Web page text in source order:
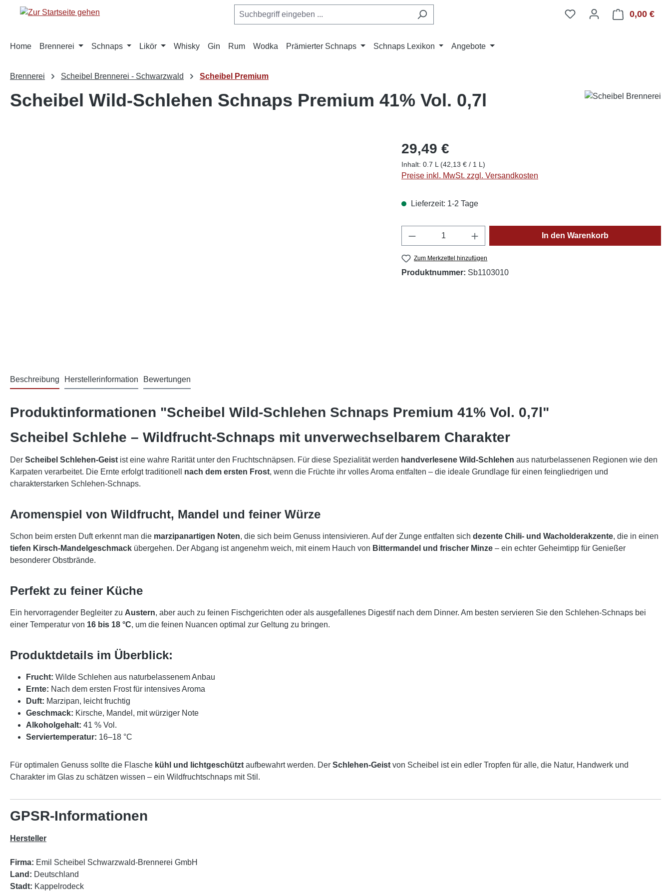
Zur Hauptnavigation springen 0,00 €
Home Brennerei Schnaps Likör Whisky Gin Rum Wodka Prämierter Schnaps Schnaps Lexikon Angebote
Brennerei Scheibel Brennerei - Schwarzwald Scheibel Premium
Scheibel Wild-Schlehen Schnaps Premium 41% Vol. 0,7l
29,49 €
Inhalt: 0.7 L (42,13 € / 1 L)
Preise inkl. MwSt. zzgl. Versandkosten
Lieferzeit: 1-2 Tage
Produkt Anzahl: Gib den gewünschten Wert ein
In den Warenkorb
Zum Merkzettel hinzufügen
Produktnummer: Sb1103010
Beschreibung Herstellerinformation Bewertungen
Produktinformationen "Scheibel Wild-Schlehen Schnaps Premium 41% Vol. 0,7l"
Scheibel Schlehe – Wildfrucht-Schnaps mit unverwechselbarem Charakter
Der Scheibel Schlehen-Geist ist eine wahre Rarität unter den Fruchtschnäpsen. Für diese Spezialität werden handverlesene Wild-Schlehen aus naturbelassenen Regionen wie den
Karpaten verarbeitet. Die Ernte erfolgt traditionell nach dem ersten Frost, wenn die Früchte ihr volles Aroma entfalten – die ideale Grundlage für einen feingliedrigen und
charakterstarken Schlehen-Schnaps.
Aromenspiel von Wildfrucht, Mandel und feiner Würze
Schon beim ersten Duft erkennt man die marzipanartigen Noten, die sich beim Genuss intensivieren. Auf der Zunge entfalten sich dezente Chili- und Wacholderakzente, die in einen
tiefen Kirsch-Mandelgeschmack übergehen. Der Abgang ist angenehm weich, mit einem Hauch von Bittermandel und frischer Minze – ein echter Geheimtipp für Genießer
besonderer Obstbrände.
Perfekt zu feiner Küche
Ein hervorragender Begleiter zu Austern, aber auch zu feinen Fischgerichten oder als ausgefallenes Digestif nach dem Dinner. Am besten servieren Sie den Schlehen-Schnaps bei
einer Temperatur von 16 bis 18 °C, um die feinen Nuancen optimal zur Geltung zu bringen.
Produktdetails im Überblick:
Frucht: Wilde Schlehen aus naturbelassenem Anbau
Ernte: Nach dem ersten Frost für intensives Aroma
Duft: Marzipan, leicht fruchtig
Geschmack: Kirsche, Mandel, mit würziger Note
Alkoholgehalt: 41 % Vol.
Serviertemperatur: 16–18 °C
Für optimalen Genuss sollte die Flasche kühl und lichtgeschützt aufbewahrt werden. Der Schlehen-Geist von Scheibel ist ein edler Tropfen für alle, die Natur, Handwerk und
Charakter im Glas zu schätzen wissen – ein Wildfruchtschnaps mit Stil.
GPSR-Informationen
Hersteller
Firma: Emil Scheibel Schwarzwald-Brennerei GmbH
Land: Deutschland
Stadt: Kappelrodeck